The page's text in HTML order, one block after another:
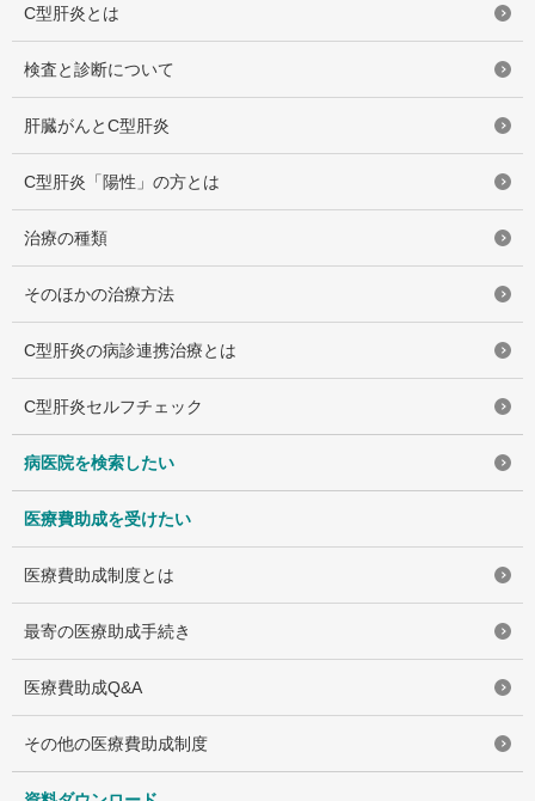
C型肝炎とは
検査と診断について
肝臓がんとC型肝炎
C型肝炎「陽性」の方とは
治療の種類
そのほかの治療方法
C型肝炎の病診連携治療とは
C型肝炎セルフチェック
病医院を検索したい
医療費助成を受けたい
医療費助成制度とは
最寄の医療助成手続き
医療費助成Q&A
その他の医療費助成制度